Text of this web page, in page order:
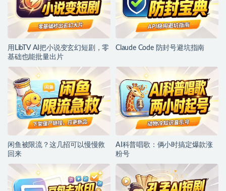
用LibTV AI把小说变玄幻短剧，零
基础也能批量出片
Claude Code 防封号避坑指南
闲鱼被限流？这几招可以慢慢救
回来
AI科普唱歌：俩小时搞定爆款涨
粉号